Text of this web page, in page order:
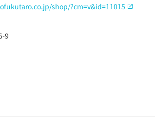
shop/?cm=v&id=11015
9